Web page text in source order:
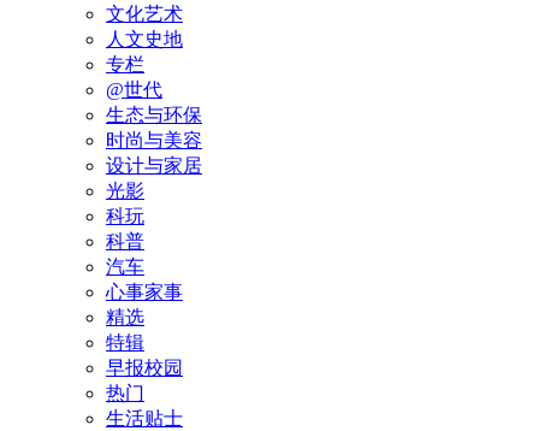
文化艺术
人文史地
专栏
@世代
生态与环保
时尚与美容
设计与家居
光影
科玩
科普
汽车
心事家事
精选
特辑
早报校园
热门
生活贴士